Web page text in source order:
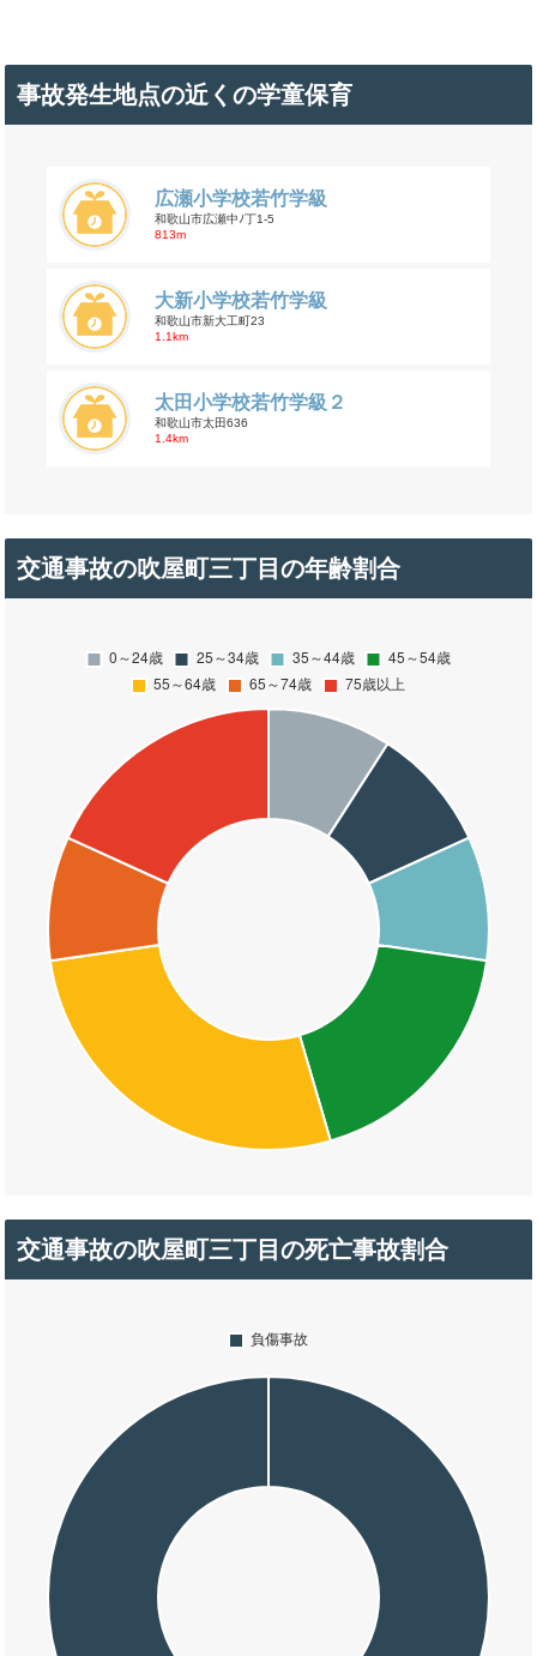
事故発生地点の近くの学童保育
広瀬小学校若竹学級
和歌山市広瀬中ﾉ丁1-5
813m
大新小学校若竹学級
和歌山市新大工町23
1.1km
太田小学校若竹学級２
和歌山市太田636
1.4km
交通事故の吹屋町三丁目の年齢割合
交通事故の吹屋町三丁目の死亡事故割合